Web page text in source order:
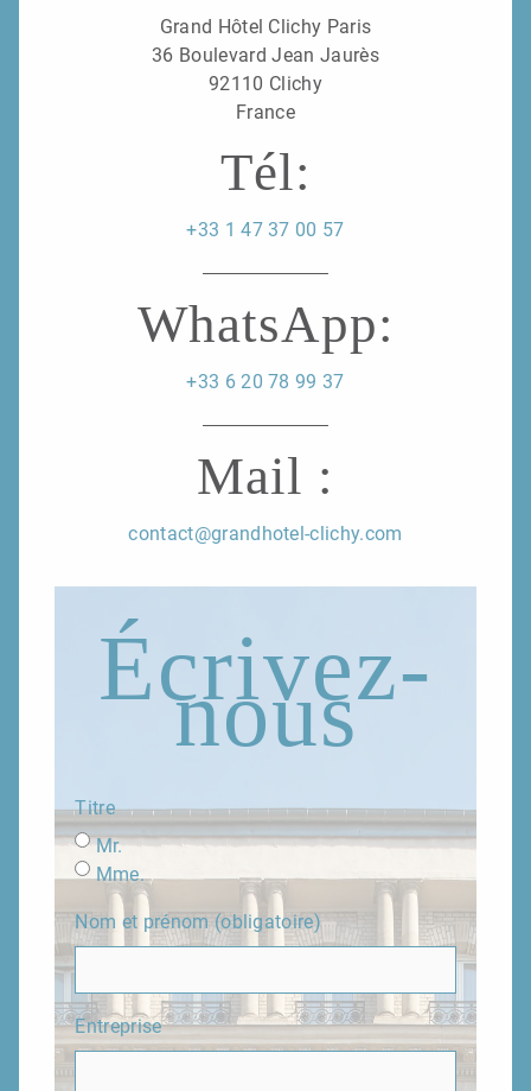
Grand Hôtel Clichy Paris
36 Boulevard Jean Jaurès
92110 Clichy
France
Tél:
+33 1 47 37 00 57
WhatsApp:
+33 6 20 78 99 37
Mail :
contact@grandhotel-clichy.com
Écrivez-
nous
Titre
Mr.
Mme.
Nom et prénom (obligatoire)
Entreprise